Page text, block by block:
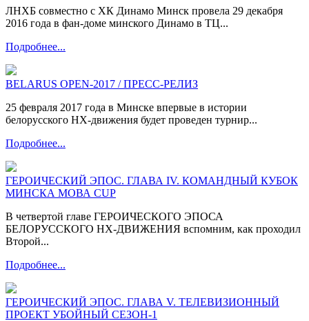
ЛНХБ совместно с ХК Динамо Минск провела 29 декабря
2016 года в фан-доме минского Динамо в ТЦ...
Подробнее...
BELARUS OPEN-2017 / ПРЕСС-РЕЛИЗ
25 февраля 2017 года в Минске впервые в истории
белорусского НХ-движения будет проведен турнир...
Подробнее...
ГЕРОИЧЕСКИЙ ЭПОС. ГЛАВА IV. КОМАНДНЫЙ КУБОК
МИНСКА МОВА CUP
В четвертой главе ГЕРОИЧЕСКОГО ЭПОСА
БЕЛОРУССКОГО НХ-ДВИЖЕНИЯ вспомним, как проходил
Второй...
Подробнее...
ГЕРОИЧЕСКИЙ ЭПОС. ГЛАВА V. ТЕЛЕВИЗИОННЫЙ
ПРОЕКТ УБОЙНЫЙ СЕЗОН-1